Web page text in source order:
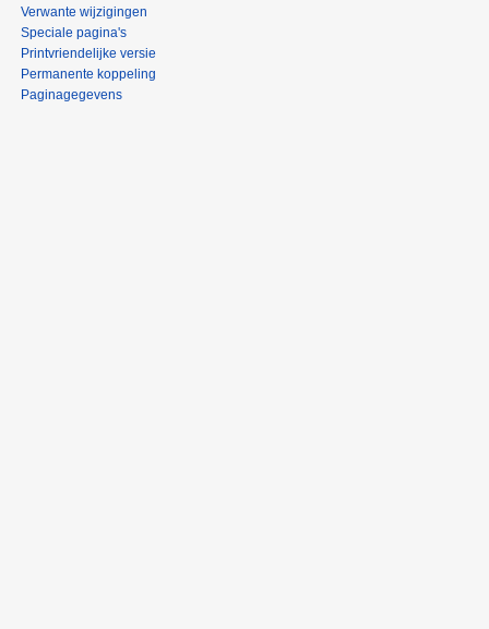
Verwante wijzigingen
Speciale pagina's
Printvriendelijke versie
Permanente koppeling
Paginagegevens